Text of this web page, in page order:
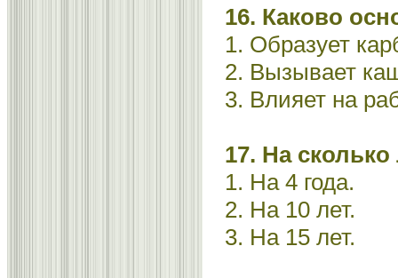
16. Каково
1. Образует
2. Вызывает
3. Влияет на
17. На
1. На 4 года.
2. На 10 лет.
3. На 15 лет.